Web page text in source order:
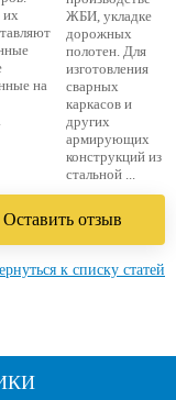
на
ЖБИ, укладке
дорожных
полотен. Для
изготовления
сварных
каркасов и
других
армирующих
конструкций из
стальной ...
Оставить отзыв
к списку статей